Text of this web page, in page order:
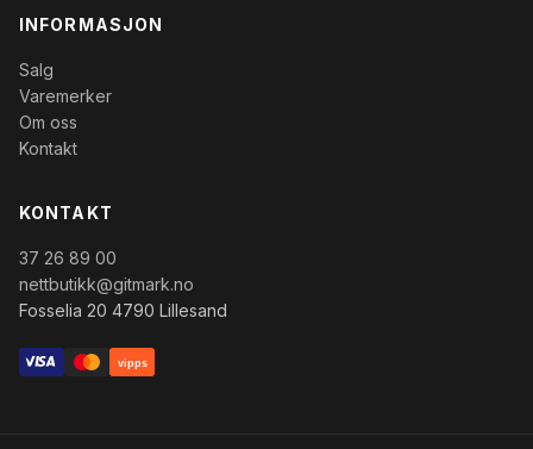
INFORMASJON
Salg
Varemerker
Om oss
Kontakt
KONTAKT
37 26 89 00
nettbutikk@gitmark.no
Fosselia 20 4790 Lillesand
vipps